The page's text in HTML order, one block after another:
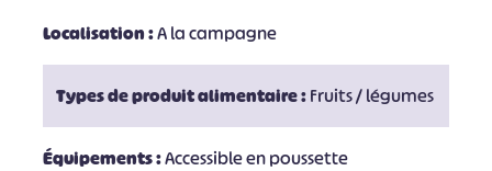
Localisation :A la campagne
Types de produit alimentaire :Fruits / légumes
Équipements :Accessible en poussette